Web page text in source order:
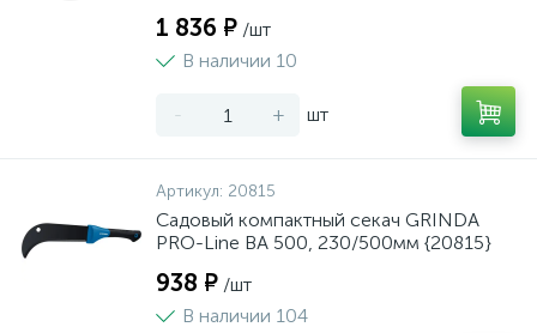
1 836 ₽ /шт
В наличии 10
- + шт
Артикул: 20815
Садовый компактный секач GRINDA
PRO-Line BA 500, 230/500мм {20815}
938 ₽ /шт
В наличии 104